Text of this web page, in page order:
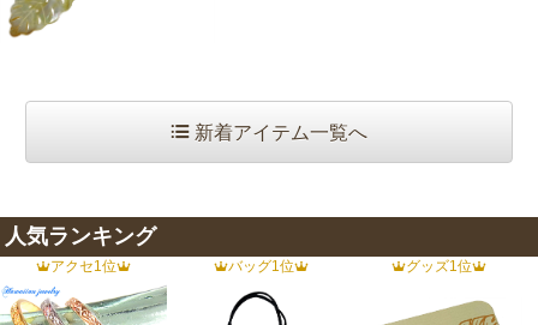
新着アイテム一覧へ
人気ランキング
アクセ1位 バッグ1位 グッズ1位